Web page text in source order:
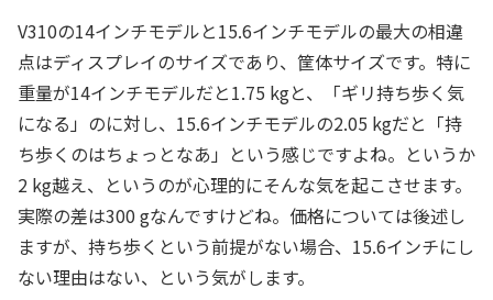
V310の14インチモデルと15.6インチモデルの最大の相違
点はディスプレイのサイズであり、筐体サイズです。特に
重量が14インチモデルだと1.75 kgと、「ギリ持ち歩く気
になる」のに対し、15.6インチモデルの2.05 kgだと「持
ち歩くのはちょっとなあ」という感じですよね。というか
2 kg越え、というのが心理的にそんな気を起こさせます。
実際の差は300 gなんですけどね。価格については後述し
ますが、持ち歩くという前提がない場合、15.6インチにし
ない理由はない、という気がします。